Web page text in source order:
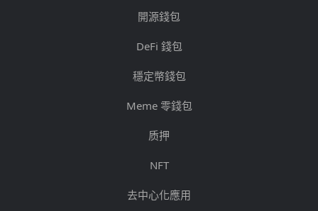
開源錢包
DeFi 錢包
穩定幣錢包
Meme 零錢包
质押
NFT
去中心化應用